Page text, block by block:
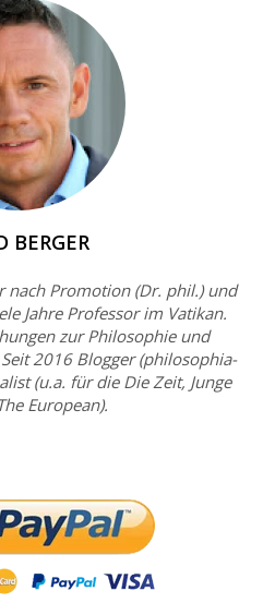
BERGER
nach Promotion (Dr. phil.) und
Jahre Professor im Vatikan.
zur Philosophie und
2016 Blogger (philosophia-
(u.a. für die Die Zeit, Junge
European).